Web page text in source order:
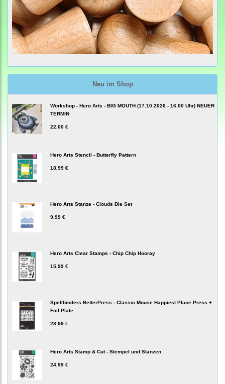
Neu im Shop
Workshop - Hero Arts - BIG MOUTH (17.10.2026 - 16.00 Uhr) NEUER
TERMIN
22,00 €
Hero Arts Stencil - Butterfly Pattern
18,99 €
Hero Arts Stanze - Clouds Die Set
9,99 €
Hero Arts Clear Stamps - Chip Chip Hooray
15,99 €
Spellbinders BetterPress - Classic Mouse Happiest Place Press +
Foil Plate
28,99 €
Hero Arts Stamp & Cut - Stempel und Stanzen
24,99 €